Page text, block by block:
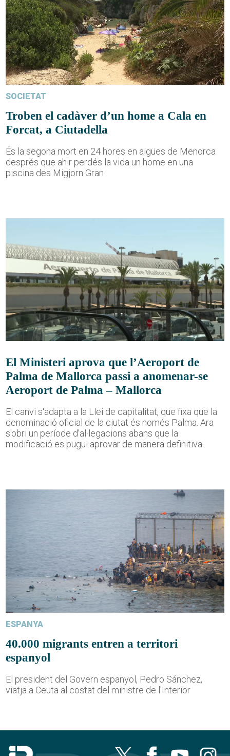
SOCIETAT
Troben el cadàver d’un home a Cala en
Forcat, a Ciutadella
És la segona mort en 24 hores en aigües de Menorca
després que ahir perdés la vida un home en una
piscina des Migjorn Gran
El Ministeri aprova que l’Aeroport de
Palma de Mallorca passi a anomenar-se
Aeroport de Palma – Mallorca
El canvi s'adapta a la Llei de capitalitat, que fixa que la
denominació oficial de la ciutat és només Palma. Ara
s'obri un període d'al·legacions abans que la
modificació es pugui aprovar de manera definitiva.
ESPANYA
40.000 migrants entren a territori
espanyol
El president del Govern espanyol, Pedro Sánchez,
viatja a Ceuta al costat del ministre de l'Interior